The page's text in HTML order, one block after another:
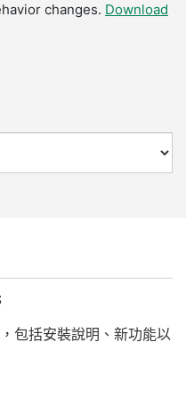
changes. Download
包括安裝說明、 新功能以